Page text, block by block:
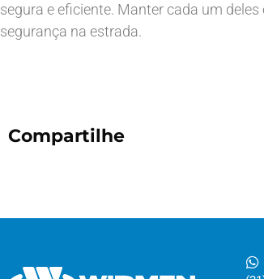
segura e eficiente. Manter cada um
segurança na estrada.
Compartilhe